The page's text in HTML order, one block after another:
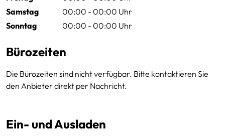
Samstag
00:00 - 00:00 Uhr
Sonntag
00:00 - 00:00 Uhr
Bürozeiten
Die Bürozeiten sind nicht verfügbar. Bitte kontaktieren Sie
den Anbieter direkt per Nachricht.
Ein- und Ausladen